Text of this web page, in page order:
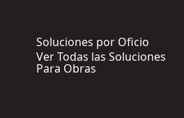
Soluciones por Oficio
Ver Todas las Soluciones
Para Obras